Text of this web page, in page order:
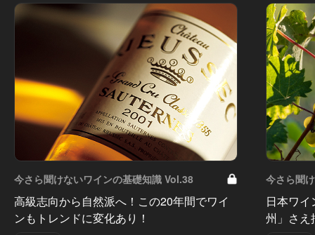
今さら聞けないワインの基礎知識 Vol.38
高級志向から自然派へ！この20年間でワイ
ンもトレンドに変化あり！
今さら聞
日本ワ
州」さえ